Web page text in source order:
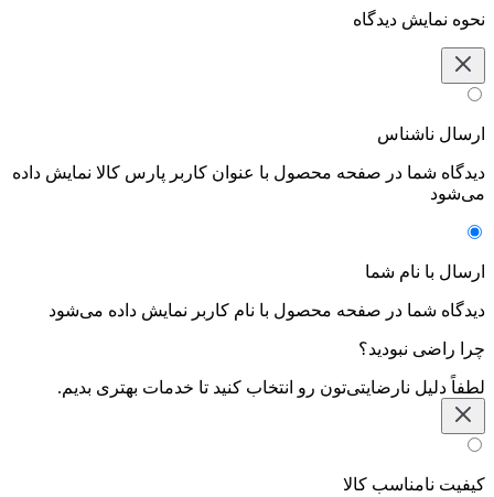
نحوه نمایش دیدگاه‌
ارسال ناشناس
دیدگاه شما در صفحه محصول با عنوان کاربر پارس کالا نمایش داده
می‌شود
ارسال با نام شما
دیدگاه شما در صفحه محصول با نام کاربر نمایش داده می‌شود
چرا راضی نبودید؟
لطفاً دلیل نارضایتی‌تون رو انتخاب کنید تا خدمات بهتری بدیم.
کیفیت نامناسب کالا